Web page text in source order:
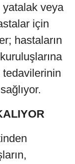
veya
için
hastaların
tedavilerinin